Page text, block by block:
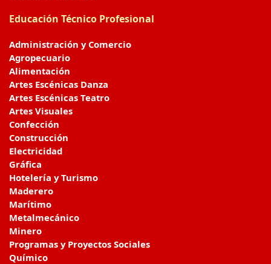
Educación Técnico Profesional
Administración y Comercio
Agropecuario
Alimentación
Artes Escénicas Danza
Artes Escénicas Teatro
Artes Visuales
Confección
Construcción
Electricidad
Gráfica
Hotelería y Turismo
Maderero
Marítimo
Metalmecánico
Minero
Programas y Proyectos Sociales
Químico